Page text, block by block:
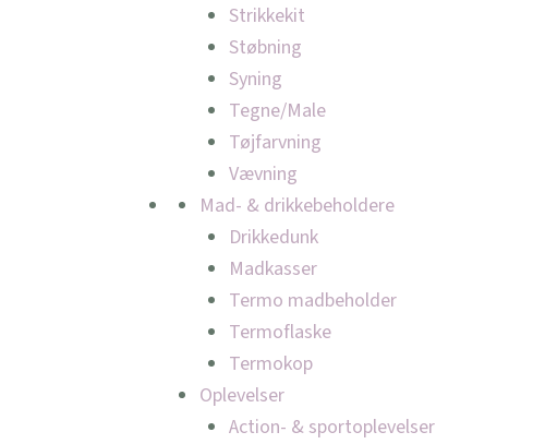
Strikkekit
Støbning
Syning
Tegne/Male
Tøjfarvning
Vævning
Mad- & drikkebeholdere
Drikkedunk
Madkasser
Termo madbeholder
Termoflaske
Termokop
Oplevelser
Action- & sportoplevelser